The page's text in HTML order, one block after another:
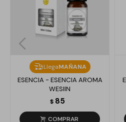
LlegaMAÑANA
ESENCIA - ESENCIA AROMA
WESIIN
$ 85